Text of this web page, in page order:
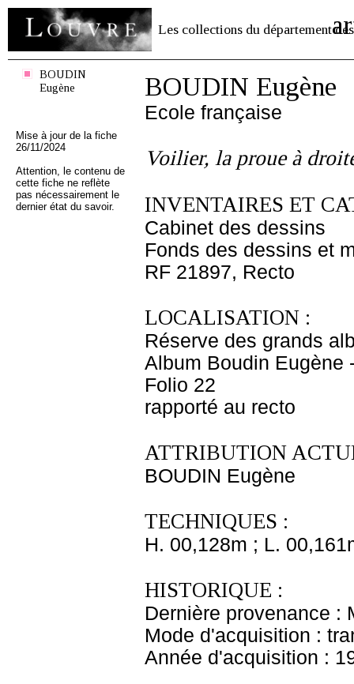
Les collections du département des
BOUDIN
Eugène
Mise à jour de la fiche
26/11/2024
Attention, le contenu de
cette fiche ne reflète
pas nécessairement le
dernier état du savoir.
BOUDIN Eugène
Ecole française
Voilier, la proue à
INVENTAIRES ET
Cabinet des dessins
Fonds des dessins et
RF 21897, Recto
LOCALISATION :
Réserve des grands
Album Boudin Eugène
Folio 22
rapporté au recto
ATTRIBUTION
BOUDIN Eugène
TECHNIQUES :
H. 00,128m ; L.
HISTORIQUE :
Dernière provenance :
Mode d'acquisition :
Année d'acquisition :